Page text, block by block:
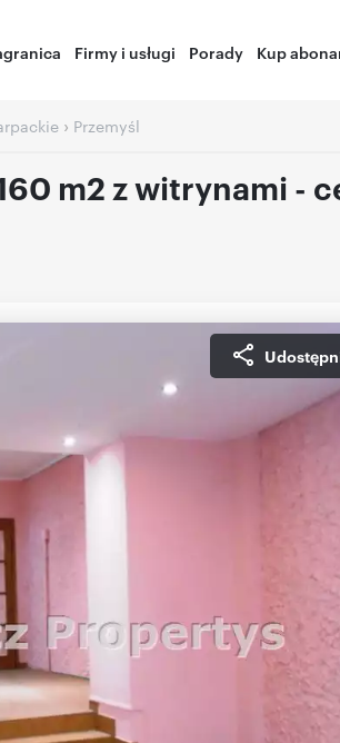
Firmy i usługi Porady Kup
› Przemyśl
m2 z witrynami -